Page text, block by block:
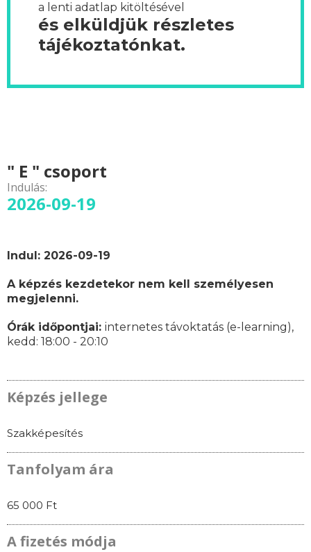
a lenti adatlap kitöltésével
és elküldjük részletes
tájékoztatónkat.
" E " csoport
Indulás:
2026-09-19
Indul: 2026-09-19
A képzés kezdetekor nem kell személyesen
megjelenni.
Órák időpontjai: internetes távoktatás (e-learning),
kedd: 18:00 - 20:10
Képzés jellege
Szakképesítés
Tanfolyam ára
65 000 Ft
A fizetés módja